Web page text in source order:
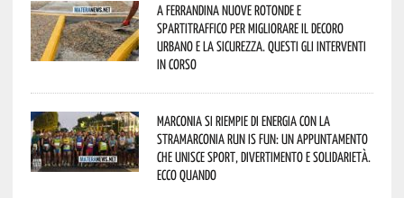
A Ferrandina nuove rotonde e
spartitraffico per migliorare il decoro
urbano e la sicurezza. Questi gli interventi
in corso
Marconia si riempie di energia con la
StraMarconia Run is Fun: un appuntamento
che unisce sport, divertimento e solidarietà.
Ecco quando